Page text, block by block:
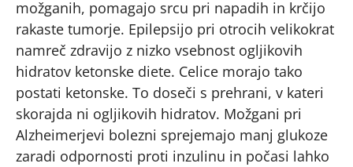
možganih, pomagajo srcu pri napadih in krčijo
rakaste tumorje. Epilepsijo pri otrocih velikokrat
namreč zdravijo z nizko vsebnost ogljikovih
hidratov ketonske diete. Celice morajo tako
postati ketonske. To doseči s prehrani, v kateri
skorajda ni ogljikovih hidratov. Možgani pri
Alzheimerjevi bolezni sprejemajo manj glukoze
zaradi odpornosti proti inzulinu in počasi lahko